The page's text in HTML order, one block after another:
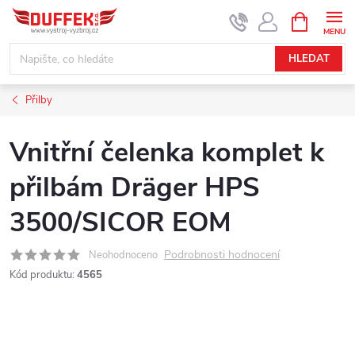
Přejít
obsah
HLEDAT
NÁKUPNÍ
KOŠÍK
Přilby
Vnitřní čelenka komplet k
přilbám Dräger HPS
3500/SICOR EOM
Neohodnoceno Podrobnosti hodnocení
Kód produktu: 4565